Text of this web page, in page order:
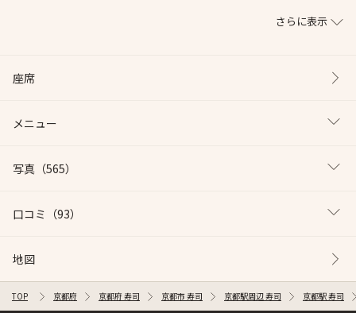
さらに表示
座席
メニュー
写真 （565）
口コミ （93）
地図
TOP 京都府 京都府 寿司 京都市 寿司 京都駅周辺 寿司 京都駅 寿司